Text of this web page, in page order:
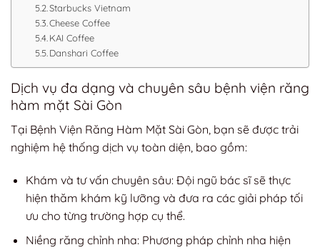
Starbucks Vietnam
Cheese Coffee
KAI Coffee
Danshari Coffee
Dịch vụ đa dạng và chuyên sâu bệnh viện răng
hàm mặt Sài Gòn
Tại Bệnh Viện Răng Hàm Mặt Sài Gòn, bạn sẽ được trải
nghiệm hệ thống dịch vụ toàn diện, bao gồm:
Khám và tư vấn chuyên sâu: Đội ngũ bác sĩ sẽ thực
hiện thăm khám kỹ lưỡng và đưa ra các giải pháp tối
ưu cho từng trường hợp cụ thể.
Niềng răng chỉnh nha: Phương pháp chỉnh nha hiện